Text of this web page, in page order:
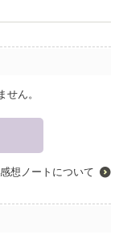
ん。
感想ノートについて